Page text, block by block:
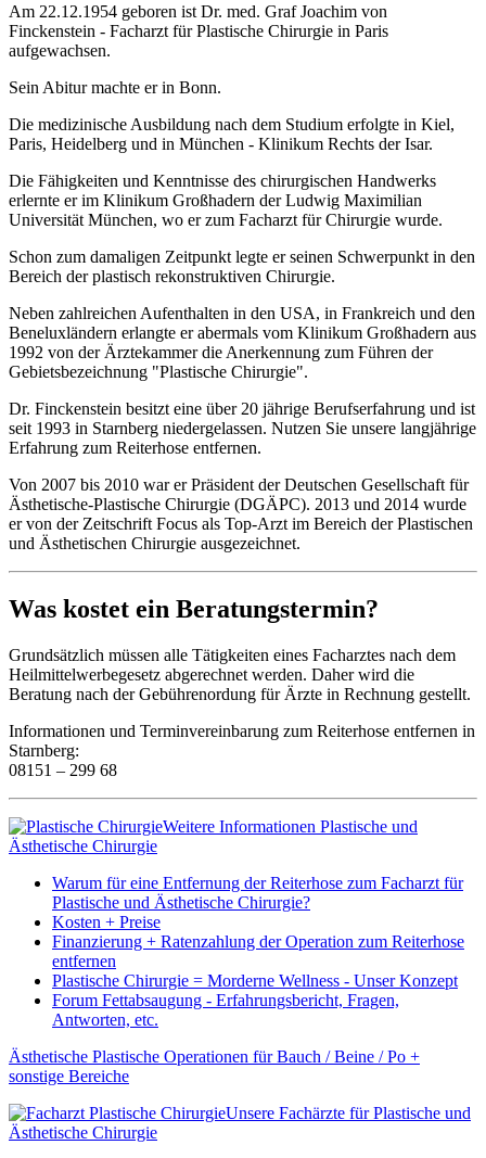
Am 22.12.1954 geboren ist Dr. med. Graf Joachim von
Finckenstein - Facharzt für Plastische Chirurgie in Paris
aufgewachsen.
Sein Abitur machte er in Bonn.
Die medizinische Ausbildung nach dem Studium erfolgte in Kiel,
Paris, Heidelberg und in München - Klinikum Rechts der Isar.
Die Fähigkeiten und Kenntnisse des chirurgischen Handwerks
erlernte er im Klinikum Großhadern der Ludwig Maximilian
Universität München, wo er zum Facharzt für Chirurgie wurde.
Schon zum damaligen Zeitpunkt legte er seinen Schwerpunkt in den
Bereich der plastisch rekonstruktiven Chirurgie.
Neben zahlreichen Aufenthalten in den USA, in Frankreich und den
Beneluxländern erlangte er abermals vom Klinikum Großhadern aus
1992 von der Ärztekammer die Anerkennung zum Führen der
Gebietsbezeichnung "Plastische Chirurgie".
Dr. Finckenstein besitzt eine über 20 jährige Berufserfahrung und ist
seit 1993 in Starnberg niedergelassen. Nutzen Sie unsere langjährige
Erfahrung zum Reiterhose entfernen.
Von 2007 bis 2010 war er Präsident der Deutschen Gesellschaft für
Ästhetische-Plastische Chirurgie (DGÄPC). 2013 und 2014 wurde
er von der Zeitschrift Focus als Top-Arzt im Bereich der Plastischen
und Ästhetischen Chirurgie ausgezeichnet.
Was kostet ein Beratungstermin?
Grundsätzlich müssen alle Tätigkeiten eines Facharztes nach dem
Heilmittelwerbegesetz abgerechnet werden. Daher wird die
Beratung nach der Gebührenordung für Ärzte in Rechnung gestellt.
Informationen und Terminvereinbarung zum Reiterhose entfernen in
Starnberg:
08151 – 299 68
Weitere Informationen Plastische und
Ästhetische Chirurgie
Warum für eine Entfernung der Reiterhose zum Facharzt für
Plastische und Ästhetische Chirurgie?
Kosten + Preise
Finanzierung + Ratenzahlung der Operation zum Reiterhose
entfernen
Plastische Chirurgie = Morderne Wellness - Unser Konzept
Forum Fettabsaugung - Erfahrungsbericht, Fragen,
Antworten, etc.
Ästhetische Plastische Operationen für Bauch / Beine / Po +
sonstige Bereiche
Unsere Fachärzte für Plastische und
Ästhetische Chirurgie